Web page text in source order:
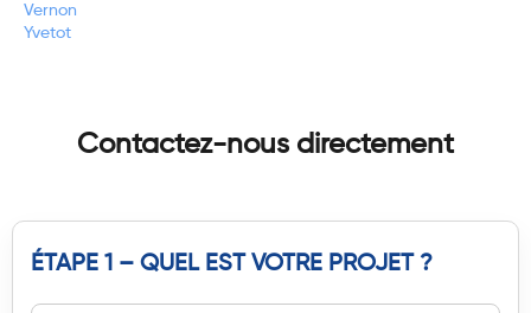
Vernon
Yvetot
Contactez-nous directement
ÉTAPE 1 – QUEL EST VOTRE PROJET ?